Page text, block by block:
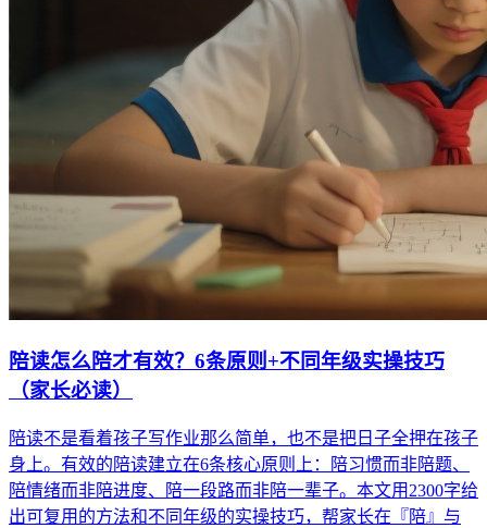
陪读怎么陪才有效？6条原则+不同年级实操技巧
（家长必读）
陪读不是看着孩子写作业那么简单，也不是把日子全押在孩子
身上。有效的陪读建立在6条核心原则上：陪习惯而非陪题、
陪情绪而非陪进度、陪一段路而非陪一辈子。本文用2300字给
出可复用的方法和不同年级的实操技巧，帮家长在『陪』与